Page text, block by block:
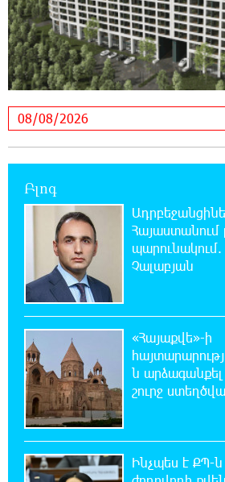
18:59:05 8-08-2026
Երևանի Կենտրոնում
պարունակությունը
գերազանցել է թույլատրելի սահմանը
Իրանը պատրաստ է
հանրապետության պայմանները
Երևանում անցկացվել
ունեցող անձանց
փառատոն
18:02:58 8-08-2026
Դմիտրի Մեդվեդև.
նկատմամբ կրկնում է վրացական
17:36:59 8-08-2026
Ադրբեջանցիների
Հայաստանում լուրջ
17:28:45 8-08-2026
Բլոգ
Հայաստանում
Չալաբյան
«Հայաքվե»-ի
ն արձագանքել
շուրջ
Ինչպես է ՔՊ-ն